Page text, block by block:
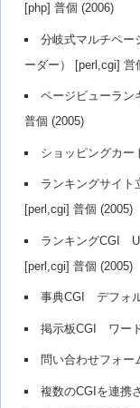
[php] 普個 (2006)
分岐式マルチペー
ーダー） [perl,cgi] 営
ページビューラン
普個 (2005)
ショッピングカ
ランキングサイト
[perl,cgi] 普個 (2005)
ランキングCGI
[perl,cgi] 普個 (2005)
事典CGI デフォ
掲示板CGI ワー
問い合わせフォー
複数のCGIを連携